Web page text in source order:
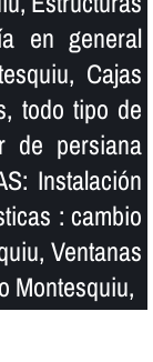
en general
Cajas
todo tipo de
de persiana
Instalación
: cambio
Ventanas
Montesquiu,